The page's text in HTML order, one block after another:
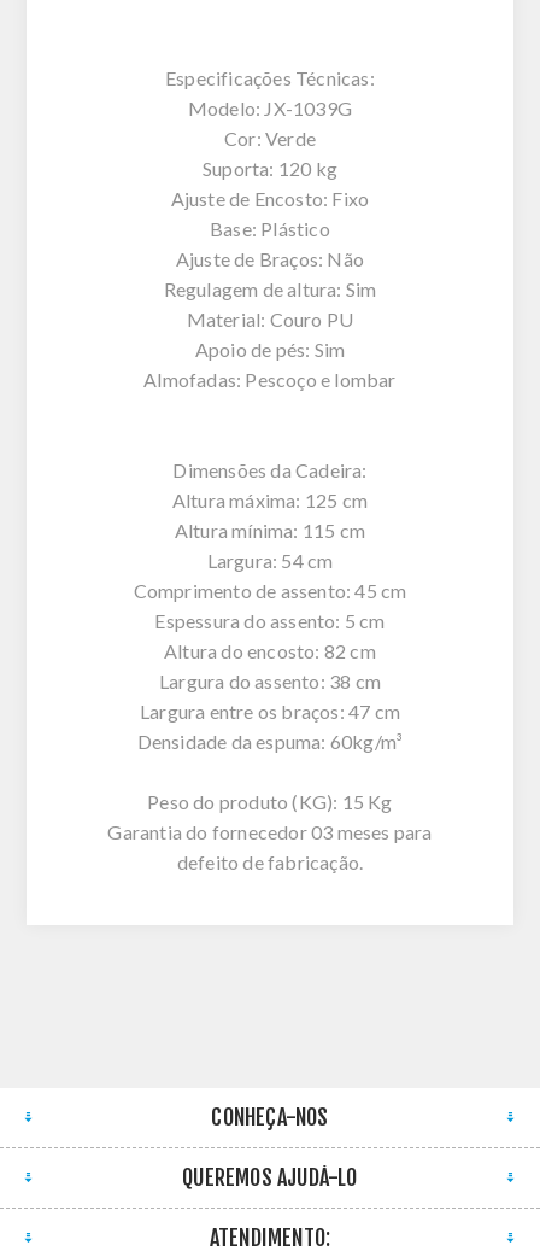
Especificações Técnicas:
Modelo: JX-1039G
Cor: Verde
Suporta: 120 kg
Ajuste de Encosto: Fixo
Base: Plástico
Ajuste de Braços: Não
Regulagem de altura: Sim
Material: Couro PU
Apoio de pés: Sim
Almofadas: Pescoço e lombar
Dimensões da Cadeira:
Altura máxima: 125 cm
Altura mínima: 115 cm
Largura: 54 cm
Comprimento de assento: 45 cm
Espessura do assento: 5 cm
Altura do encosto: 82 cm
Largura do assento: 38 cm
Largura entre os braços: 47 cm
Densidade da espuma: 60kg/m³
Peso do produto (KG): 15 Kg
Garantia do fornecedor 03 meses para
defeito de fabricação.
CONHEÇA-NOS
QUEREMOS AJUDÁ-LO
ATENDIMENTO: